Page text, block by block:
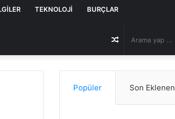
TEKNOLOJI BURÇLAR
Rastgele
Makale
Popüler Son Eklenen